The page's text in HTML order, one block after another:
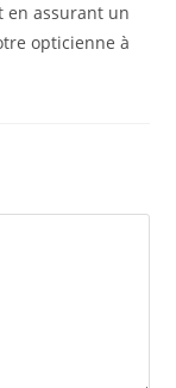
en assurant un
opticienne à